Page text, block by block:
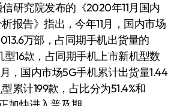
研究院发布的《2020年11月国内
报告》指出，今年11月，国内市场
万部，占同期手机出货量的
型16款，占同期手机上市新机型数
月，国内市场5G手机累计出货量1.44
累计199款，占比分为51.4%和